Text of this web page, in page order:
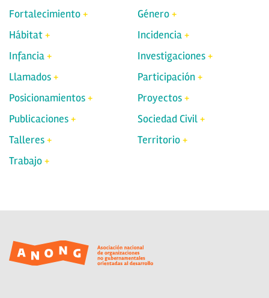
Fortalecimiento
Género
Hábitat
Incidencia
Infancia
Investigaciones
Llamados
Participación
Posicionamientos
Proyectos
Publicaciones
Sociedad Civil
Talleres
Territorio
Trabajo